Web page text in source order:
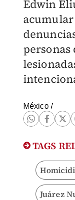
Edwin
México/
TAGS
Juárez